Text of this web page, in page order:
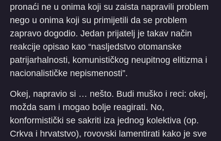
pronaći ne u onima koji su zaista napravili problem
nego u onima koji su primijetili da se problem
zapravo dogodio. Jedan prijatelj je takav način
reakcije opisao kao “nasljedstvo otomanske
patrijarhalnosti, komunističkog neupitnog elitizma i
nacionalističke nepismenosti”.
Okej, napravio si … nešto. Budi muško i reci: okej,
možda sam i mogao bolje reagirati. No,
konformistički se sakriti iza jednog kolektiva (op.
Crkva i hrvatstvo), rovovski lamentirati kako je sve